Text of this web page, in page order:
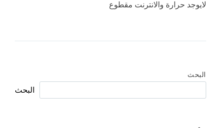
لايوجد حرارة والانترنت مقطوع
البحث
البحث